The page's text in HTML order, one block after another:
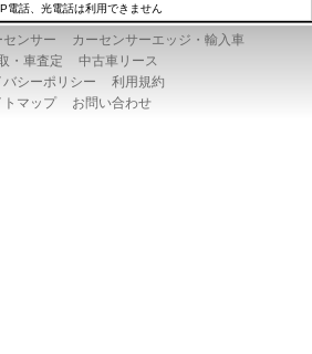
電話、光電話は利用できません
ンサー
カーセンサーエッジ・輸入車
・車査定
中古車リース
バシーポリシー
利用規約
トマップ
お問い合わせ